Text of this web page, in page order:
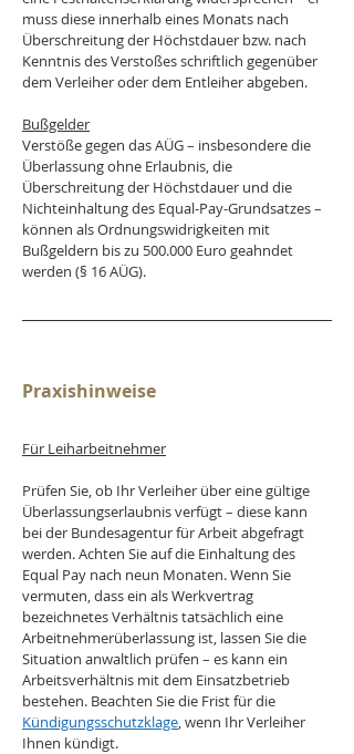
muss diese innerhalb eines Monats nach
Überschreitung der Höchstdauer bzw. nach
Kenntnis des Verstoßes schriftlich gegenüber
dem Verleiher oder dem Entleiher abgeben.
Bußgelder
Verstöße gegen das AÜG – insbesondere die
Überlassung ohne Erlaubnis, die
Überschreitung der Höchstdauer und die
Nichteinhaltung des Equal-Pay-Grundsatzes –
können als Ordnungswidrigkeiten mit
Bußgeldern bis zu 500.000 Euro geahndet
werden (§ 16 AÜG).
Praxishinweise
Für Leiharbeitnehmer
Prüfen Sie, ob Ihr Verleiher über eine gültige
Überlassungserlaubnis verfügt – diese kann
bei der Bundesagentur für Arbeit abgefragt
werden. Achten Sie auf die Einhaltung des
Equal Pay nach neun Monaten. Wenn Sie
vermuten, dass ein als Werkvertrag
bezeichnetes Verhältnis tatsächlich eine
Arbeitnehmerüberlassung ist, lassen Sie die
Situation anwaltlich prüfen – es kann ein
Arbeitsverhältnis mit dem Einsatzbetrieb
bestehen. Beachten Sie die Frist für die
Kündigungsschutzklage, wenn Ihr Verleiher
Ihnen kündigt.